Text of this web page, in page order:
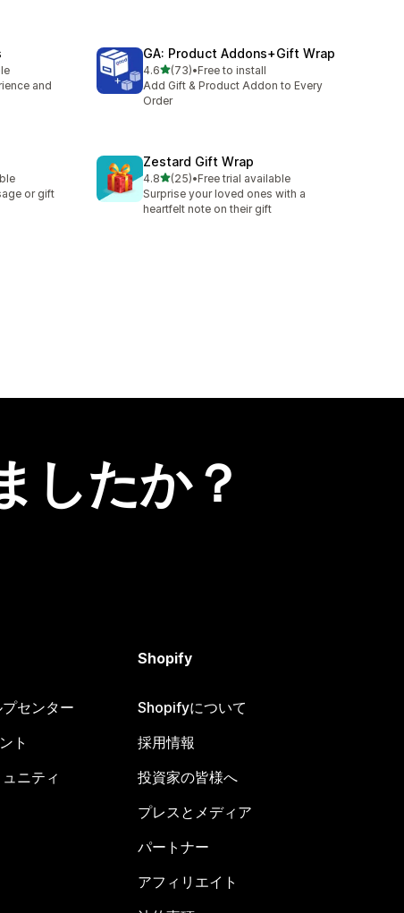
and
GA: Product Addons+Gift Wrap
4.65つ星中
(73)
合計レビュー数：73件
•Free to install
Add Gift & Product Addon to Every
Order
or gift
Zestard Gift Wrap
4.85つ星中
(25)
合計レビュー数：25件
•Free trial available
Surprise your loved ones with a
heartfelt note on their gift
したか？
センター
ト
ニティ
Shopify
Shopifyについて
採用情報
投資家の皆様へ
プレスとメディア
パートナー
アフィリエイト